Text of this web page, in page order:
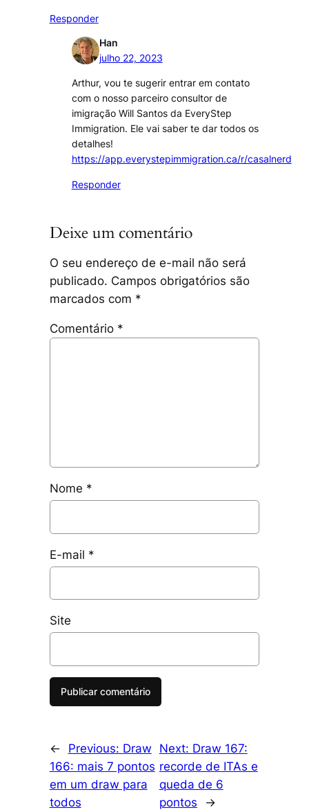
Responder
Han
julho 22, 2023
Arthur, vou te sugerir entrar em contato
com o nosso parceiro consultor de
imigração Will Santos da EveryStep
Immigration. Ele vai saber te dar todos os
detalhes!
https://app.everystepimmigration.ca/r/casalnerd
Responder
Deixe um comentário
O seu endereço de e-mail não será
publicado. Campos obrigatórios são
marcados com *
Comentário *
Nome *
E-mail *
Site
← Previous: Draw
166: mais 7 pontos
em um draw para
todos
Next: Draw 167:
recorde de ITAs e
queda de 6
pontos
→